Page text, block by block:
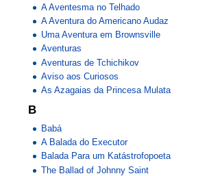
A Aventesma no Telhado
A Aventura do Americano Audaz
Uma Aventura em Brownsville
Aventuras
Aventuras de Tchichikov
Aviso aos Curiosos
As Azagaias da Princesa Mulata
B
Babá
A Balada do Executor
Balada Para um Katástrofopoeta
The Ballad of Johnny Saint